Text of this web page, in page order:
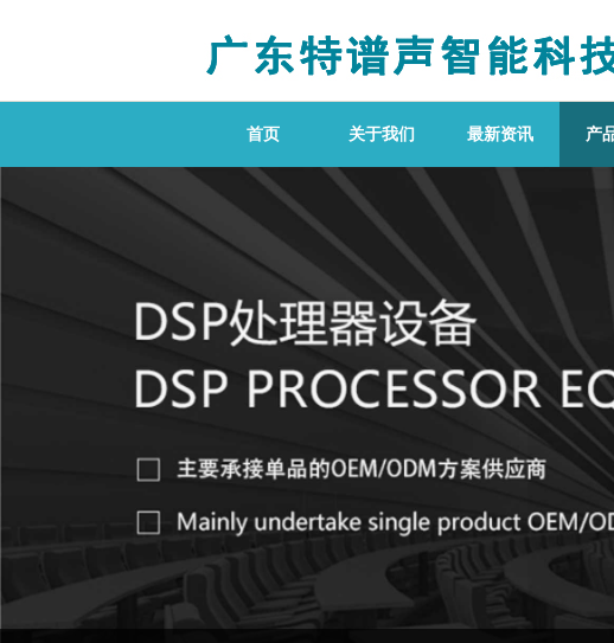
首页 关于我们 最新资讯 产